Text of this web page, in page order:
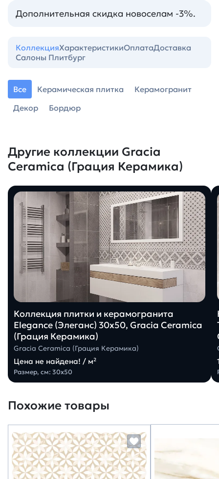
Дополнительная скидка новоселам -3%.
КоллекцияХарактеристикиОплатаДоставка
Салоны Плитбург
Все Керамическая плитка
Керамогранит
Декор
Бордюр
Другие коллекции Gracia
Ceramica (Грация Керамика)
Коллекция плитки и керамогранита
Elegance (Элеганс) 30х50, Gracia Ceramica
(Грация Керамика)
Gracia Ceramica (Грация Керамика)
Цена не найдена! / м²
Размер, см: 30х50
Похожие товары